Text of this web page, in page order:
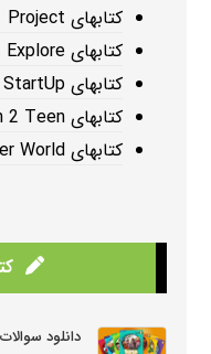
کتابهای Project
کتابهای Project Explore
کتابهای StartUp
کتابهای Teen 2 Teen
کتابهای Wider World